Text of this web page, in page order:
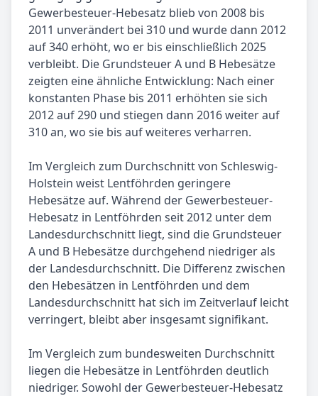
Gewerbesteuer-Hebesatz blieb von 2008 bis
2011 unverändert bei 310 und wurde dann 2012
auf 340 erhöht, wo er bis einschließlich 2025
verbleibt. Die Grundsteuer A und B Hebesätze
zeigten eine ähnliche Entwicklung: Nach einer
konstanten Phase bis 2011 erhöhten sie sich
2012 auf 290 und stiegen dann 2016 weiter auf
310 an, wo sie bis auf weiteres verharren.
Im Vergleich zum Durchschnitt von Schleswig-
Holstein weist Lentföhrden geringere
Hebesätze auf. Während der Gewerbesteuer-
Hebesatz in Lentföhrden seit 2012 unter dem
Landesdurchschnitt liegt, sind die Grundsteuer
A und B Hebesätze durchgehend niedriger als
der Landesdurchschnitt. Die Differenz zwischen
den Hebesätzen in Lentföhrden und dem
Landesdurchschnitt hat sich im Zeitverlauf leicht
verringert, bleibt aber insgesamt signifikant.
Im Vergleich zum bundesweiten Durchschnitt
liegen die Hebesätze in Lentföhrden deutlich
niedriger. Sowohl der Gewerbesteuer-Hebesatz